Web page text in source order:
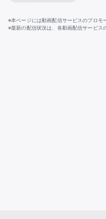
※本ページには動画配信サービスのプロモ
※最新の配信状況は、各動画配信サービス